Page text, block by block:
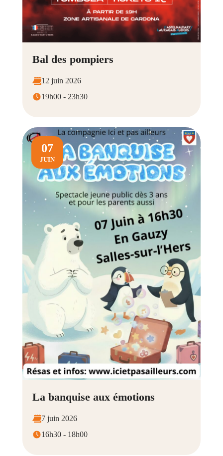
Bal des pompiers
12 juin 2026
19h00 - 23h30
07
JUIN
La banquise aux émotions
7 juin 2026
16h30 - 18h00